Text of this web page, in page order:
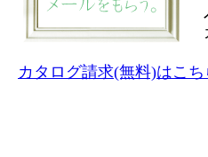
カタログ請求(無料)はこち